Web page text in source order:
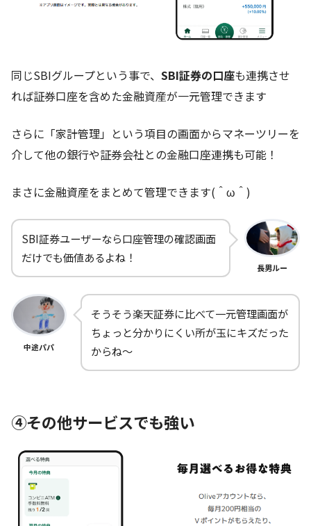
同じSBIグループという事で、 SBI証券の口座も連携させ
れば証券口座を含めた金融資産が一元管理できます
さらに「家計管理」という項目の画面からマネーツリーを
介して他の銀行や証券会社との金融口座連携も可能！
まさに金融資産をまとめて管理できます(＾ω＾)
SBI証券ユーザーなら口座管理の確認画面
だけでも価値あるよね！
長男ルー
中途パパ
そうそう楽天証券に比べて一元管理画面が
ちょっと分かりにくい所が玉にキズだった
からね～
④その他サービスでも強い